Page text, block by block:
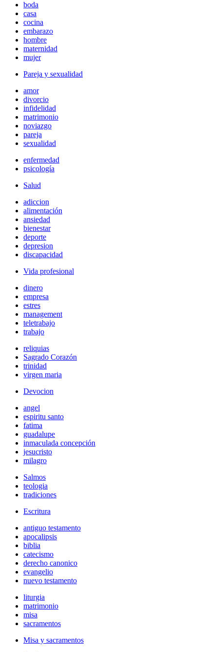
boda
casa
cocina
embarazo
hombre
maternidad
mujer
Pareja y sexualidad
amor
divorcio
infidelidad
matrimonio
noviazgo
pareja
sexualidad
enfermedad
psicología
Salud
adiccion
alimentación
ansiedad
bienestar
deporte
depresion
discapacidad
Vida profesional
dinero
empresa
estres
management
teletrabajo
trabajo
reliquias
Sagrado Corazón
trinidad
virgen maria
Devocion
angel
espiritu santo
fatima
guadalupe
inmaculada concepción
jesucristo
milagro
Salmos
teologia
tradiciones
Escritura
antiguo testamento
apocalipsis
biblia
catecismo
derecho canonico
evangelio
nuevo testamento
liturgia
matrimonio
misa
sacramentos
Misa y sacramentos